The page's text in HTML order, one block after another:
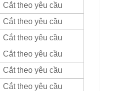
Cắt theo yêu cầu
Cắt theo yêu cầu
Cắt theo yêu cầu
Cắt theo yêu cầu
Cắt theo yêu cầu
Cắt theo yêu cầu